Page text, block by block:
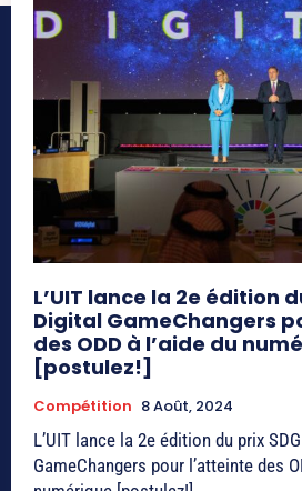
L’UIT lance la 2e édition
Digital GameChangers
des ODD à l’aide du
[postulez!]
Compétition 8 Août, 2024
L’UIT lance la 2e édition du prix
GameChangers pour l’atteinte des